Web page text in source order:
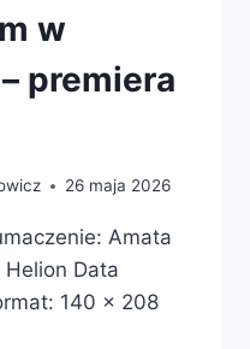
w
premiera
26 maja 2026
Amata
Data
140 x 208